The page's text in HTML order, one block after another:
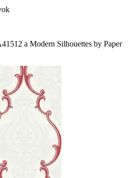
a Modern Silhouettes by Paper